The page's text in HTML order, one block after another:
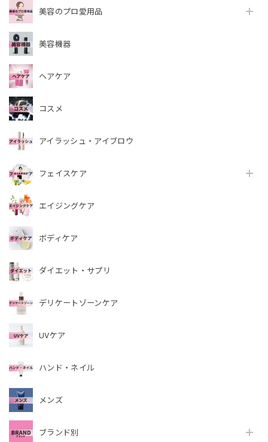
美容のプロ愛用品
美容機器
ヘアケア
コスメ
アイラッシュ・アイブロウ
フェイスケア
エイジングケア
ボディケア
ダイエット・サプリ
デリケートゾーンケア
UVケア
ハンド・ネイル
メンズ
ブランド別